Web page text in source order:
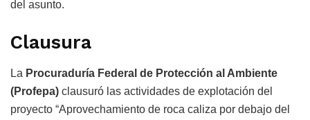
del asunto.
Clausura
La Procuraduría Federal de Protección al Ambiente
(Profepa) clausuró las actividades de explotación del
proyecto “Aprovechamiento de roca caliza por debajo del